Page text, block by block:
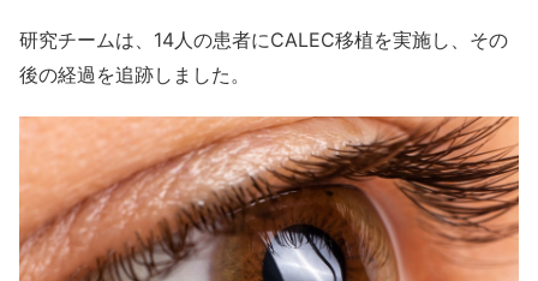
研究チームは、14人の患者にCALEC移植を実施し、その
後の経過を追跡しました。